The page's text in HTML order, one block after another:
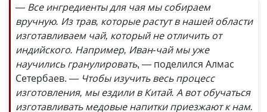
— Все ингредиенты для чая мы собираем
вручную. Из трав, которые растут в нашей области
изготавливаем чай, который не отличить от
индийского. Например, Иван-чай мы уже
научились гранулировать, — поделился Алмас
Сетербаев. — Чтобы изучить весь процесс
изготовления, мы ездили в Китай. А вот обучаться
изготавливать медовые напитки приезжают к нам.